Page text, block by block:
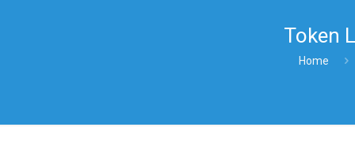
Token
Home